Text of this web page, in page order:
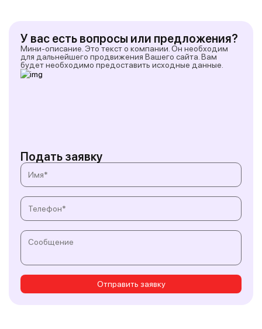
У вас есть вопросы или предложения?
Мини-описание. Это текст о компании. Он необходим
для дальнейшего продвижения Вашего сайта. Вам
будет необходимо предоставить исходные данные.
Подать заявку
Отправить заявку